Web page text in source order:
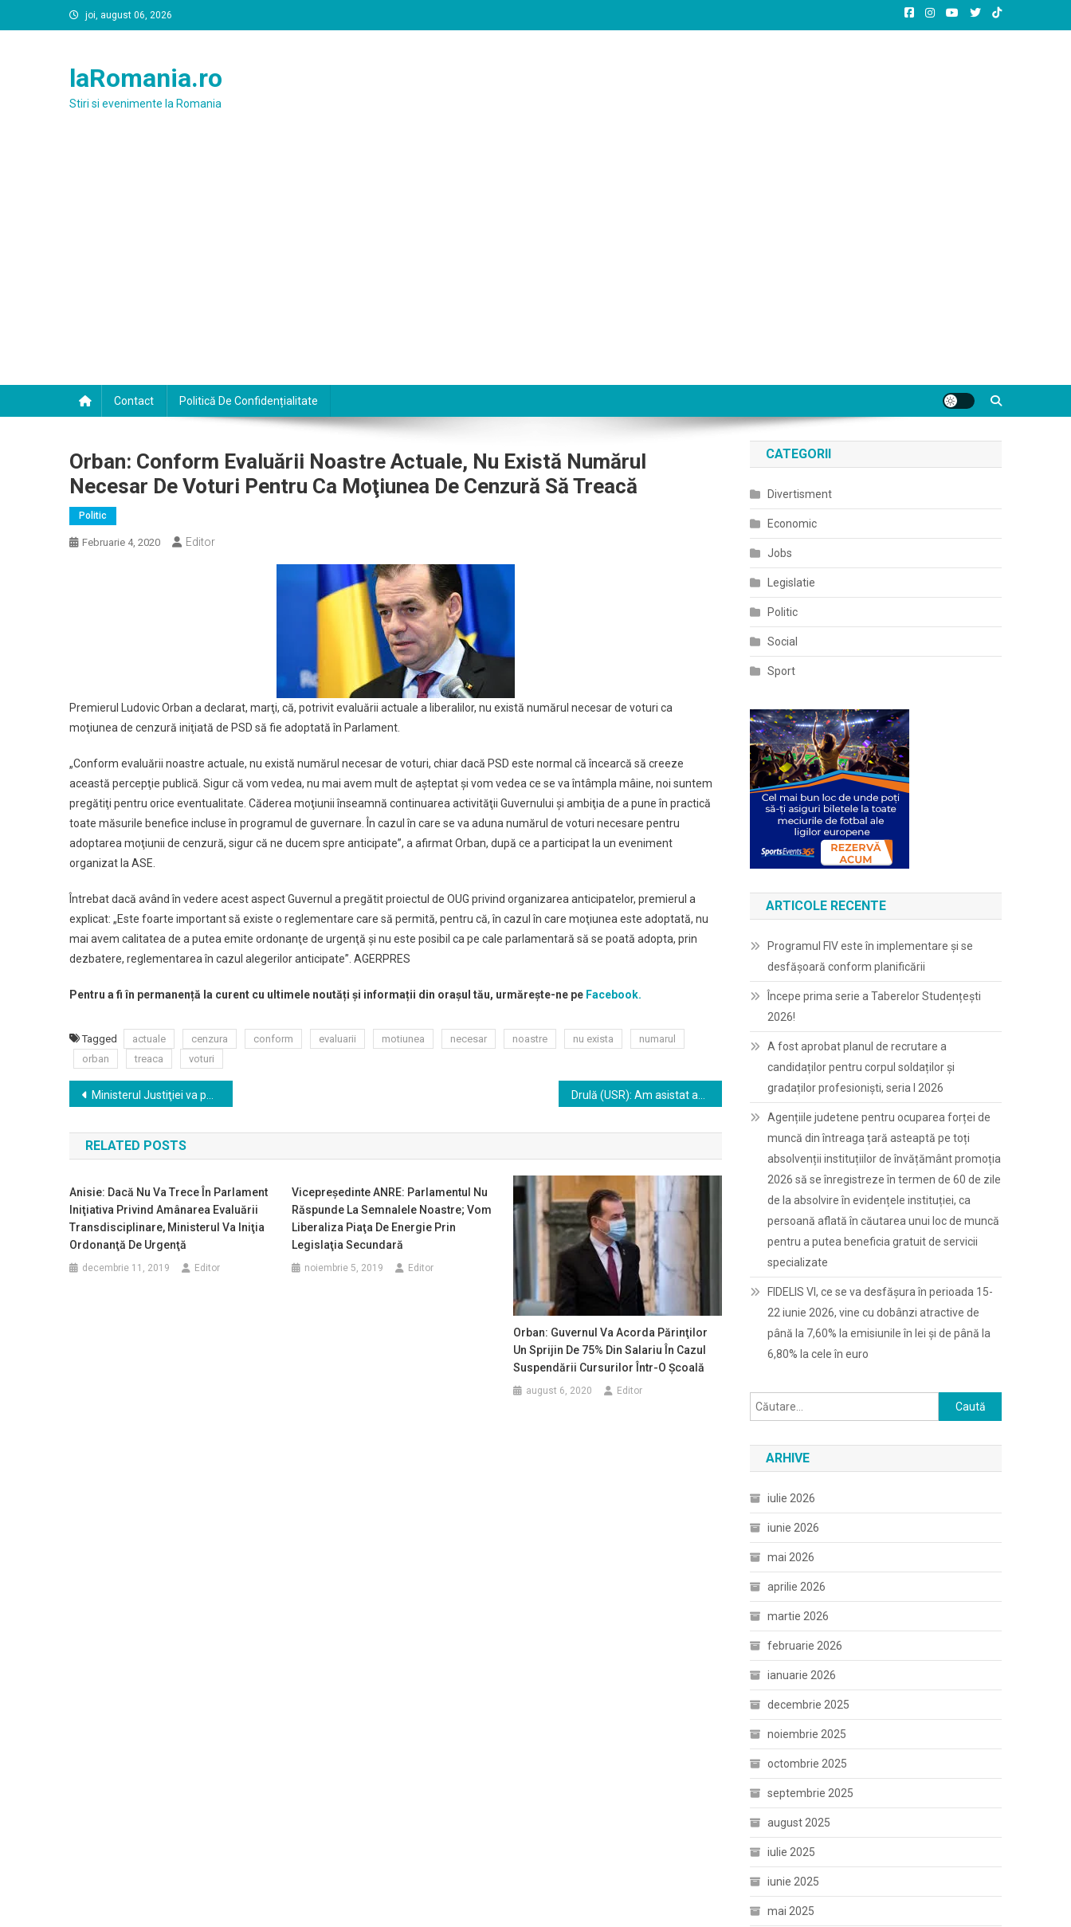
to
joi, august 06, 2026
laRomania.ro
Stiri si evenimente la Romania
Contact Politică De Confidențialitate
Orban: Conform Evaluării Noastre Actuale, Nu Există Numărul
Necesar De Voturi Pentru Ca Moţiunea De Cenzură Să Treacă
Politic
Februarie 4, 2020 Editor
Premierul Ludovic Orban a declarat, marţi, că, potrivit evaluării actuale a liberalilor, nu există numărul necesar de voturi ca
moţiunea de cenzură iniţiată de PSD să fie adoptată în Parlament.
„Conform evaluării noastre actuale, nu există numărul necesar de voturi, chiar dacă PSD este normal că încearcă să creeze
această percepţie publică. Sigur că vom vedea, nu mai avem mult de aşteptat şi vom vedea ce se va întâmpla mâine, noi suntem
pregătiţi pentru orice eventualitate. Căderea moţiunii înseamnă continuarea activităţii Guvernului şi ambiţia de a pune în practică
toate măsurile benefice incluse în programul de guvernare. În cazul în care se va aduna numărul de voturi necesare pentru
adoptarea moţiunii de cenzură, sigur că ne ducem spre anticipate”, a afirmat Orban, după ce a participat la un eveniment
organizat la ASE.
Întrebat dacă având în vedere acest aspect Guvernul a pregătit proiectul de OUG privind organizarea anticipatelor, premierul a
explicat: „Este foarte important să existe o reglementare care să permită, pentru că, în cazul în care moţiunea este adoptată, nu
mai avem calitatea de a putea emite ordonanţe de urgenţă şi nu este posibil ca pe cale parlamentară să se poată adopta, prin
dezbatere, reglementarea în cazul alegerilor anticipate”. AGERPRES
Pentru a fi în permanență la curent cu ultimele noutăți și informații din orașul tău, urmărește-ne pe Facebook.
Tagged actuale cenzura conform evaluarii motiunea necesar noastre nu exista
numarul
orban
treaca voturi
Navigare
în
articole
Ministerul Justiţiei va publica marţi proiectul de lege privind desfiinţarea Secţiei de investigare a magistraţilor
RELATED POSTS
Anisie: Dacă Nu Va Trece În Parlament
Iniţiativa Privind Amânarea Evaluării
Transdisciplinare, Ministerul Va Iniţia
Ordonanţă De Urgenţă
decembrie 11, 2019 Editor
Vicepreşedinte ANRE: Parlamentul Nu
Răspunde La Semnalele Noastre; Vom
Liberaliza Piaţa De Energie Prin
Legislaţia Secundară
noiembrie 5, 2019 Editor
Orban: Guvernul Va Acorda Părinţilor
Un Sprijin De 75% Din Salariu În Cazul
Suspendării Cursurilor Într-O Şcoală
august 6, 2020 Editor
CATEGORII
Divertisment
Economic
Jobs
Legislatie
Politic
Social
Sport
ARTICOLE RECENTE
Programul FIV este în implementare și se
desfășoară conform planificării
Începe prima serie a Taberelor Studențești
2026!
A fost aprobat planul de recrutare a
candidaților pentru corpul soldaților și
gradaților profesioniști, seria I 2026
Agențiile judetene pentru ocuparea forței de
muncă din întreaga țară asteaptă pe toți
absolvenții instituțiilor de învățământ promoția
2026 să se înregistreze în termen de 60 de zile
de la absolvire în evidențele instituției, ca
persoană aflată în căutarea unui loc de muncă
pentru a putea beneficia gratuit de servicii
specializate
FIDELIS VI, ce se va desfășura în perioada 15-
22 iunie 2026, vine cu dobânzi atractive de
până la 7,60% la emisiunile în lei și de până la
6,80% la cele în euro
Caută
după:
ARHIVE
iulie 2026
iunie 2026
mai 2026
aprilie 2026
martie 2026
februarie 2026
ianuarie 2026
decembrie 2025
noiembrie 2025
octombrie 2025
septembrie 2025
august 2025
iulie 2025
iunie 2025
mai 2025